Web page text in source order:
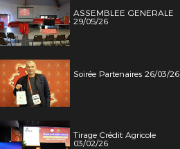
ASSEMBLEE GENERALE
29/05/26
Soirée Partenaires 26/03/26
Tirage Crédit Agricole
03/02/26